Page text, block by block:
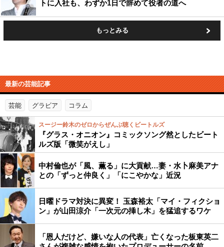
トに入社も、わずか1日で辞めて役者の道へ
もっとみる
最新の芸能記事
芸能 グラビア コラム
スージー鈴木のゼロからぜんぶ聴くビートルズ
『グラス・オニオン』コミックソング然としたビート
ルズ版「微笑がえし」
中村倫也が「風、薫る」に大貢献…妻・水卜麻美アナ
との「ずっと仲良く」「にこやかな」近況
日曜ドラマ対決に異変！ 玉森裕太「マイ・フィクショ
ン」が山田涼介「一次元の挿し木」を猛追するワケ
「恩人だけど、嫌いな人の代表」亡くなった板東英二